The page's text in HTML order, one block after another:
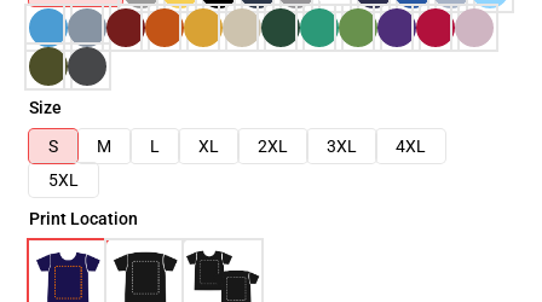
Size
S
M L XL 2XL 3XL
4XL
5XL
Print Location